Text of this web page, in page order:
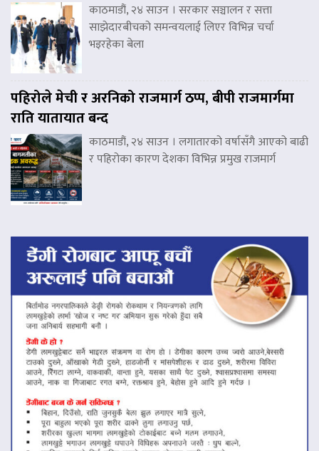
काठमाडौं, २४ साउन । सरकार सञ्चालन र सत्ता
साझेदारबीचको समन्वयलाई लिएर विभिन्न चर्चा
भइरहेका बेला
पहिरोले मेची र अरनिको राजमार्ग ठप्प, बीपी राजमार्गमा
राति यातायात बन्द
काठमाडौं, २४ साउन । लगातारको वर्षासँगै आएको बाढी
र पहिरोका कारण देशका विभिन्न प्रमुख राजमार्ग